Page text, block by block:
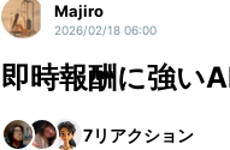
Majiro
2026/02/18 06:00
即時報酬に強い
7リアクション